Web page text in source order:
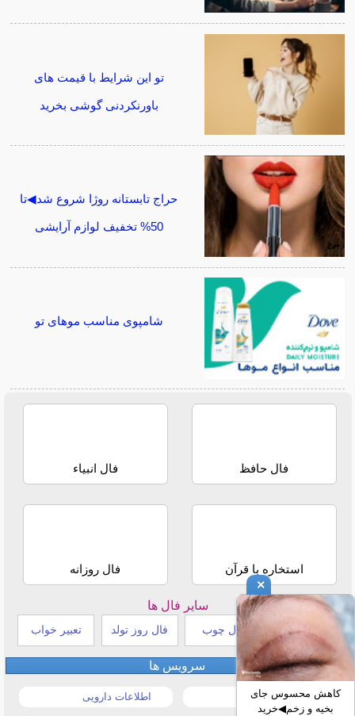
تو این شرایط با قیمت های
باورنکردنی گوشی بخرید
حراج تابستانه روژا شروع شد◀تا
50% تخفیف لوازم آرایشی
شامپوی مناسب موهای تو
فال حافظ فال انبیاء
استخاره با قرآن فال روزانه
سایر فال ها
طالع بینی هندی فال چوب فال روز تولد تعبیر خواب
سرویس ها
قیمت خودرو اطلاعات دارویی
×
کاهش محسوس جای
بخیه و زخم◀خرید